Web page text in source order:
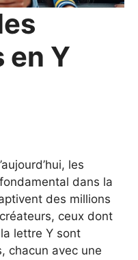
en Y
les
dans la
des millions
ceux dont
lettre Y sont
chacun avec une